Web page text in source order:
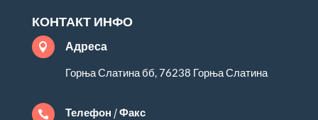
КОНТАКТ ИНФО
 Адреса
Горња Слатина бб, 76238 Горња Слатина
 Телефон / Факс